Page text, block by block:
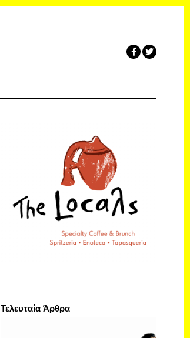
Τελευταία Άρθρα